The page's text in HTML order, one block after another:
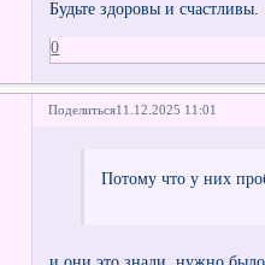
Будьте здоровы и счастливы.
0
Поделиться11.12.2025 11:01
Потому что у них